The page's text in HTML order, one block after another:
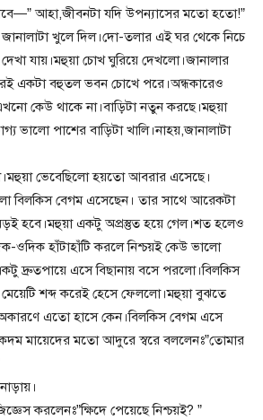
আহা,জীবনটা যদি উপন্যাসের মতো হতো!”
খুলে দিল।দো-তলার এই ঘর থেকে নিচে
যায়।মহুয়া চোখ ঘুরিয়ে দেখলো।জানালার
একটা বহুতল ভবন চোখে পরে।অন্ধকারেও
কেউ থাকে না।বাড়িটা নতুন করছে।মহুয়া
ভালো পাশের বাড়িটা খালি।নাহয়,জানালাটা
ভেবেছিলো হয়তো আবরার এসেছে।
বিলকিস বেগম এসেছেন। তার সাথে আরেকটা
হবে।মহুয়া একটু অপ্রস্তুত হয়ে গেল।শত হলেও
ওদিক হাঁটাহাঁটি করলে নিশ্চয়ই কেউ ভালো
দ্রুতপায়ে এসে বিছানায় বসে পরলো।বিলকিস
শব্দ করেই হেসে ফেললো।মহুয়া বুঝতে
এতো হাসে কেন।বিলকিস বেগম এসে
মায়েদের মতো আদুরে স্বরে বললেনঃ”তোমার
করলেনঃ”ক্ষিদে পেয়েছে নিশ্চয়ই? ”